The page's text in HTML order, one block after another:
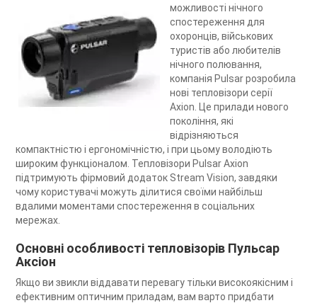
можливості нічного
спостереження для
охоронців, військових
туристів або любителів
нічного полювання,
компанія Pulsar розробила
нові тепловізори серії
Axion. Це прилади нового
покоління, які
відрізняються
компактністю і ергономічністю, і при цьому володіють
широким функціоналом. Тепловізори Pulsar Axion
підтримують фірмовий додаток Stream Vision, завдяки
чому користувачі можуть ділитися своїми найбільш
вдалими моментами спостереження в соціальних
мережах.
Основні особливості тепловізорів Пульсар
Аксіон
Якщо ви звикли віддавати перевагу тільки високоякісним і
ефективним оптичним приладам, вам варто придбати